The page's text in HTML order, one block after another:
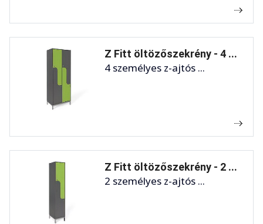
Z Fitt öltözőszekrény - 4 ...
4 személyes z-ajtós ...
Z Fitt öltözőszekrény - 2 ...
2 személyes z-ajtós ...